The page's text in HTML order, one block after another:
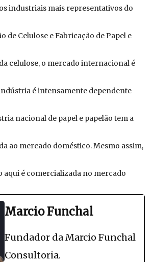
industriais mais representativos do
de Celulose e Fabricação de Papel e
celulose, o mercado internacional é
é intensamente dependente
nacional de papel e papelão tem a
ao mercado doméstico. Mesmo assim,
aqui é comercializada no mercado
Marcio Funchal
Fundador da Marcio Funchal
Consultoria.